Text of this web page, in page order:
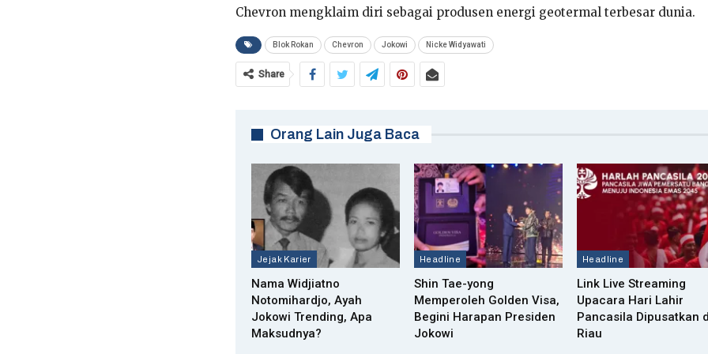
Chevron mengklaim diri sebagai produsen energi geotermal terbesar dunia.
Blok Rokan Chevron Jokowi Nicke Widyawati
Share
Orang Lain Juga Baca
Jejak Karier
Nama Widjiatno
Notomihardjo, Ayah
Jokowi Trending, Apa
Maksudnya?
Headline
Shin Tae-yong
Memperoleh Golden Visa,
Begini Harapan Presiden
Jokowi
Headline
Link Live Streaming
Upacara Hari Lahir
Pancasila Dipusatkan
Riau